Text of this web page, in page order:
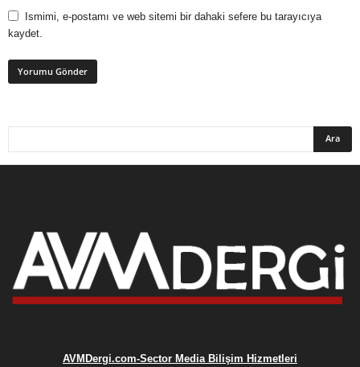
Ismimi, e-postamı ve web sitemi bir dahaki sefere bu tarayıcıya
kaydet.
AVMDergi.com-Sector Media Bilişim Hizmetleri